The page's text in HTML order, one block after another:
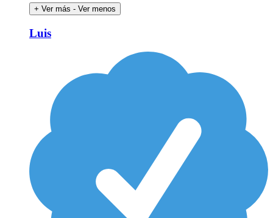
+ Ver más - Ver menos
Luis